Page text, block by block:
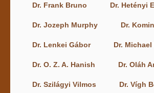
Dr. Frank Bruno Dr. Hetényi
Dr. Jozeph Murphy Dr.
Dr. Lenkei Gábor Dr.
Dr. O. Z. A. Hanish Dr. Oláh
Dr. Szilágyi Vilmos Dr. Vígh